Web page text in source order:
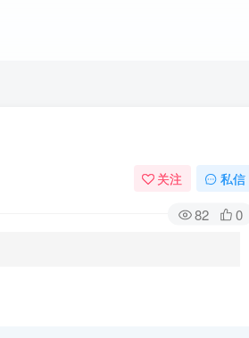
关注 私信
82
0